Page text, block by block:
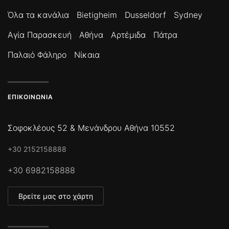
Όλα τα κανάλια Bietigheim Dusseldorf
Sydney
Αγία Παρασκευή
Αθήνα Αρτέμιδα
Πάτρα
Παλαιό Φάληρο
Νίκαια
ΕΠΙΚΟΙΝΩΝΊΑ
Σοφοκλέους 52 & Μενάνδρου Αθήνα 10552
+30 2152158888
+30 6982158888
Βρείτε μας στο χάρτη